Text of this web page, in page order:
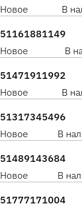
Новое
В
51161881149
Новое
В
51471911992
Новое
В
51317345496
Новое
В
51489143684
Новое
В
51777171004